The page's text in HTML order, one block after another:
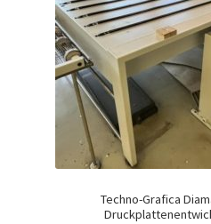
Techno-Grafica